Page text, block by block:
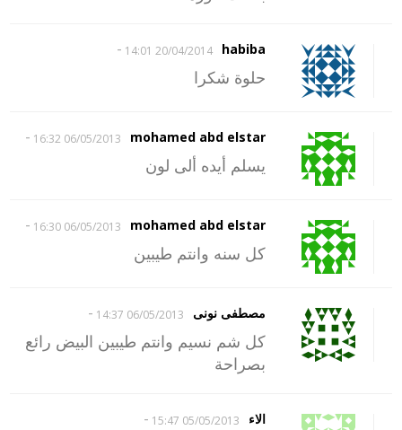
habiba
20/04/2014 14:01
-
حلوة شكرا
mohamed abd elstar
06/05/2013 16:32
-
يسلم أيده ألى لون
mohamed abd elstar
06/05/2013 16:30
-
كل سنه وانتم طيبين
مصطفى نونى 06/05/2013 14:37
-
كل شم نسيم وانتم طيبين البيض رائع
بصراحة
الاء 05/05/2013 15:47
-